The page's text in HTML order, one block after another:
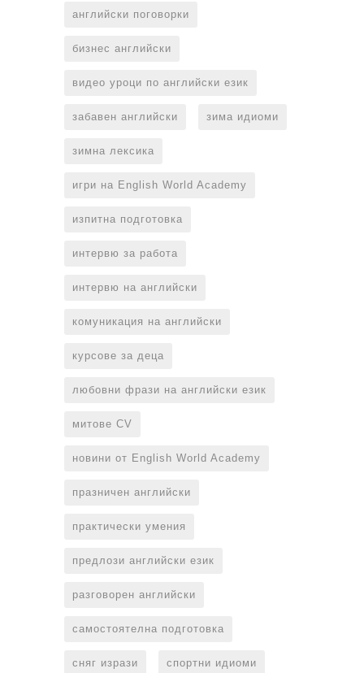
английски поговорки
бизнес английски
видео уроци по английски език
забавен английски зима идиоми
зимна лексика
игри на English World Academy
изпитна подготовка
интервю за работа
интервю на английски
комуникация на английски
курсове за деца
любовни фрази на английски език
митове CV
новини от English World Academy
празничен английски
практически умения
предлози английски език
разговорен английски
самостоятелна подготовка
сняг изрази спортни идиоми